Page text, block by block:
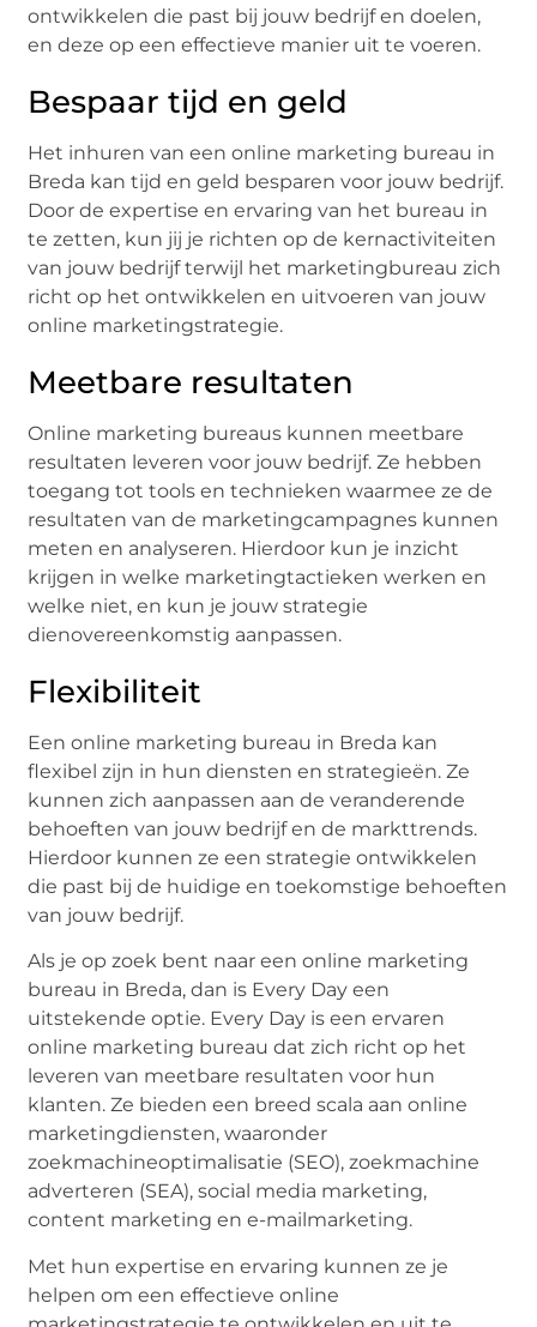
ontwikkelen die past bij jouw bedrijf en doelen,
en deze op een effectieve manier uit te voeren.
Bespaar tijd en geld
Het inhuren van een online marketing bureau in
Breda kan tijd en geld besparen voor jouw bedrijf.
Door de expertise en ervaring van het bureau in
te zetten, kun jij je richten op de kernactiviteiten
van jouw bedrijf terwijl het marketingbureau zich
richt op het ontwikkelen en uitvoeren van jouw
online marketingstrategie.
Meetbare resultaten
Online marketing bureaus kunnen meetbare
resultaten leveren voor jouw bedrijf. Ze hebben
toegang tot tools en technieken waarmee ze de
resultaten van de marketingcampagnes kunnen
meten en analyseren. Hierdoor kun je inzicht
krijgen in welke marketingtactieken werken en
welke niet, en kun je jouw strategie
dienovereenkomstig aanpassen.
Flexibiliteit
Een online marketing bureau in Breda kan
flexibel zijn in hun diensten en strategieën. Ze
kunnen zich aanpassen aan de veranderende
behoeften van jouw bedrijf en de markttrends.
Hierdoor kunnen ze een strategie ontwikkelen
die past bij de huidige en toekomstige behoeften
van jouw bedrijf.
Als je op zoek bent naar een online marketing
bureau in Breda, dan is Every Day een
uitstekende optie. Every Day is een ervaren
online marketing bureau dat zich richt op het
leveren van meetbare resultaten voor hun
klanten. Ze bieden een breed scala aan online
marketingdiensten, waaronder
zoekmachineoptimalisatie (SEO), zoekmachine
adverteren (SEA), social media marketing,
content marketing en e-mailmarketing.
Met hun expertise en ervaring kunnen ze je
helpen om een ​​effectieve online